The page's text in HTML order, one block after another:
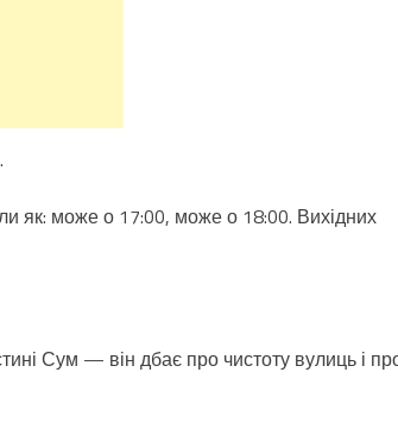
як: може о 17:00, може о 18:00. Вихідних
Сум — він дбає про чистоту вулиць і